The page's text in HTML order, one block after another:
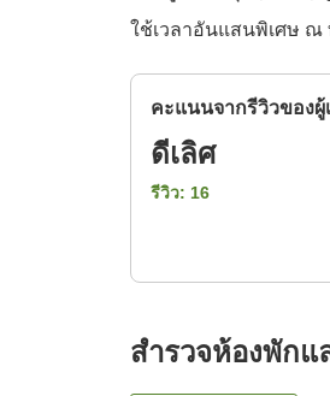
ใช้เวลาอันแสนพิเศษ
คะแนนจากรีวิวของผู้
ดีเลิศ
รีวิว: 16
สำรวจห้องพักแ